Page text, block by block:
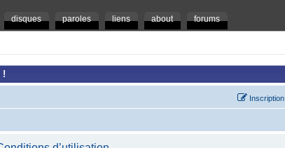
disques paroles liens about forums
!
Inscription